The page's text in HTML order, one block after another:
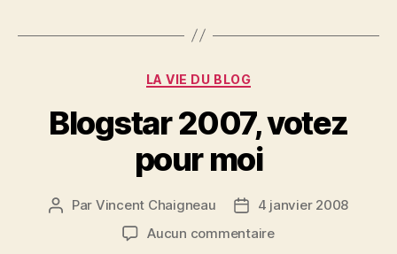
Catégories
LA VIE DU BLOG
Blogstar 2007, votez
pour moi
Auteur
Par Vincent Chaigneau
Date
de
4 janvier 2008
Aucun commentairesur